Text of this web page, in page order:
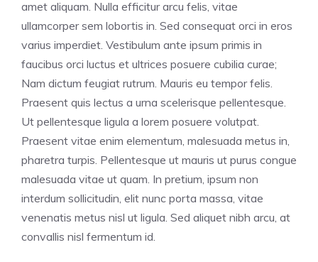
amet aliquam. Nulla efficitur arcu felis, vitae
ullamcorper sem lobortis in. Sed consequat orci in eros
varius imperdiet. Vestibulum ante ipsum primis in
faucibus orci luctus et ultrices posuere cubilia curae;
Nam dictum feugiat rutrum. Mauris eu tempor felis.
Praesent quis lectus a urna scelerisque pellentesque.
Ut pellentesque ligula a lorem posuere volutpat.
Praesent vitae enim elementum, malesuada metus in,
pharetra turpis. Pellentesque ut mauris ut purus congue
malesuada vitae ut quam. In pretium, ipsum non
interdum sollicitudin, elit nunc porta massa, vitae
venenatis metus nisl ut ligula. Sed aliquet nibh arcu, at
convallis nisl fermentum id.